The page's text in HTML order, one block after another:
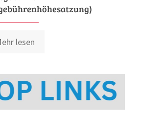
lesen